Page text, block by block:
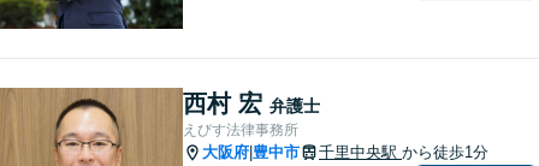
西村 宏 弁護士
えびす法律事務所
大阪府 豊中市 千里中央駅 から徒歩1分